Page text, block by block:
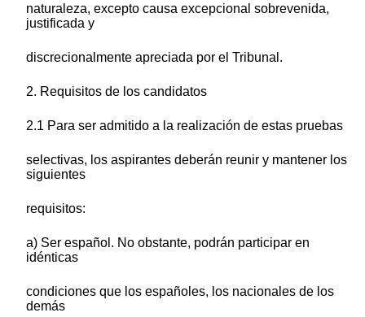
naturaleza, excepto causa excepcional sobrevenida,
justificada y
discrecionalmente apreciada por el Tribunal.
2. Requisitos de los candidatos
2.1 Para ser admitido a la realización de estas pruebas
selectivas, los aspirantes deberán reunir y mantener los
siguientes
requisitos:
a) Ser español. No obstante, podrán participar en
idénticas
condiciones que los españoles, los nacionales de los
demás